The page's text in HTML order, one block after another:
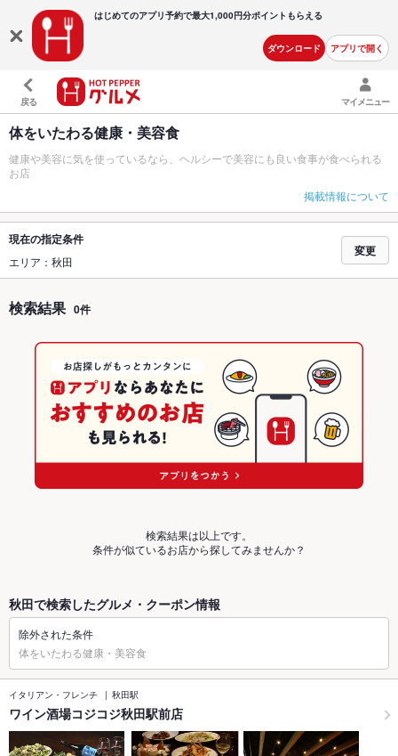
はじめてのアプリ予約で最大1,000円分ポイントもらえる
ダウンロード アプリで開く
戻る マイメニュー
体をいたわる健康・美容食
健康や美容に気を使っているなら、ヘルシーで美容にも良い食事が食べられる
お店
掲載情報について
現在の指定条件
エリア：秋田
変更
検索結果 0件
検索結果は以上です。
条件が似ているお店から探してみませんか？
秋田で検索したグルメ・クーポン情報
除外された条件
体をいたわる健康・美容食
イタリアン・フレンチ 秋田駅
ワイン酒場コジコジ秋田駅前店